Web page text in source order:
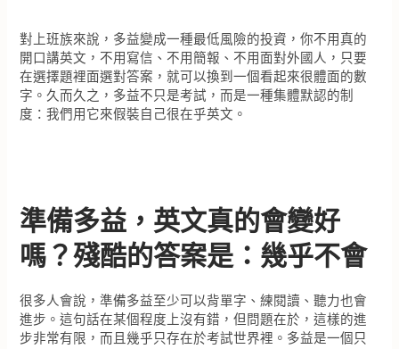
對上班族來說，多益變成一種最低風險的投資，你不用真的
開口講英文，不用寫信、不用簡報、不用面對外國人，只要
在選擇題裡面選對答案，就可以換到一個看起來很體面的數
字。久而久之，多益不只是考試，而是一種集體默認的制
度：我們用它來假裝自己很在乎英文。
準備多益，英文真的會變好
嗎？殘酷的答案是：幾乎不會
很多人會說，準備多益至少可以背單字、練閱讀、聽力也會
進步。這句話在某個程度上沒有錯，但問題在於，這樣的進
步非常有限，而且幾乎只存在於考試世界裡。多益是一個只